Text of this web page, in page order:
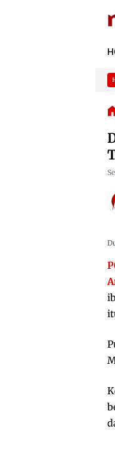
Supplier Segel
Supplier Segel Perumahan